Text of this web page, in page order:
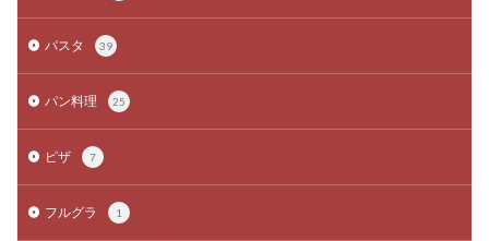
パスタ 39
パン料理 25
ピザ 7
フルグラ 1